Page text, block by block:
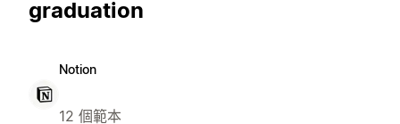
graduation
Notion
12 個範本